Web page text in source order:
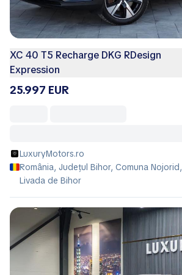
XC 40 T5 Recharge DKG RDesign
Expression
25.997 EUR
LuxuryMotors.ro
România, Județul Bihor, Comuna Nojorid,
Livada de Bihor